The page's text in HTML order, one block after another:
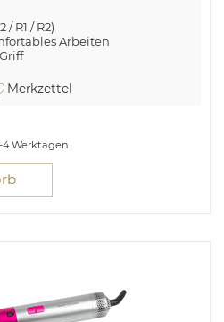
R1 / R2)
Arbeiten
Merkzettel
Werktagen